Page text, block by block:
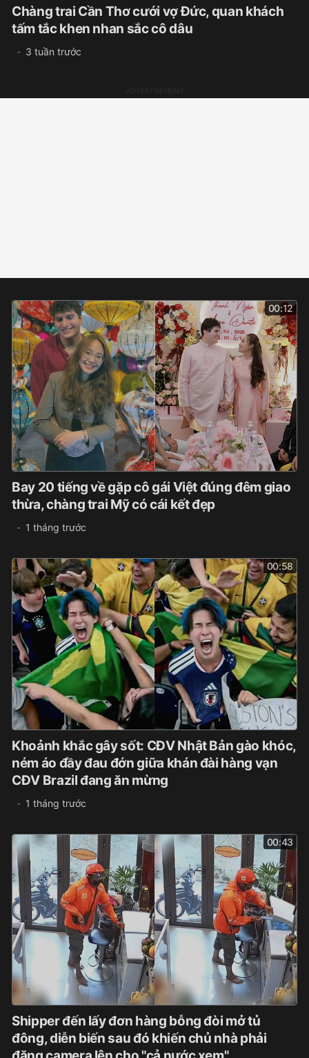
Chàng trai Cần Thơ cưới vợ Đức, quan khách
tấm tắc khen nhan sắc cô dâu
3 tuần trước
00:12
Bay 20 tiếng về gặp cô gái Việt đúng đêm giao
thừa, chàng trai Mỹ có cái kết đẹp
1 tháng trước
00:58
Khoảnh khắc gây sốt: CĐV Nhật Bản gào khóc,
ném áo đầy đau đớn giữa khán đài hàng vạn
CĐV Brazil đang ăn mừng
1 tháng trước
00:43
Shipper đến lấy đơn hàng bỗng đòi mở tủ
đông, diễn biến sau đó khiến chủ nhà phải